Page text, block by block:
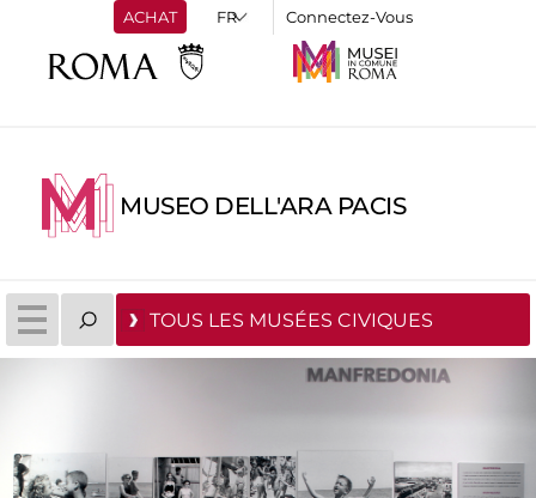
ACHAT Connectez-Vous
MUSEO DELL'ARA PACIS
TOUS LES MUSÉES CIVIQUES